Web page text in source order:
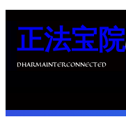
正法宝院
DHARMAINTERCONNECTED